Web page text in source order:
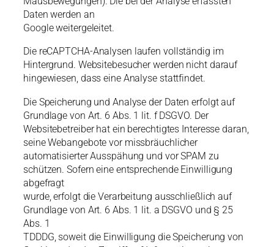
Daten werden an
Google weitergeleitet.
Die reCAPTCHA-Analysen laufen vollständig im
Hintergrund. Websitebesucher werden nicht darauf
hingewiesen, dass eine Analyse stattfindet.
Die Speicherung und Analyse der Daten erfolgt auf
Grundlage von Art. 6 Abs. 1 lit. f DSGVO. Der
Websitebetreiber hat ein berechtigtes Interesse daran,
seine Webangebote vor missbräuchlicher
automatisierter Ausspähung und vor SPAM zu
schützen. Sofern eine entsprechende Einwilligung
abgefragt
wurde, erfolgt die Verarbeitung ausschließlich auf
Grundlage von Art. 6 Abs. 1 lit. a DSGVO und § 25
Abs. 1
TDDDG, soweit die Einwilligung die Speicherung von